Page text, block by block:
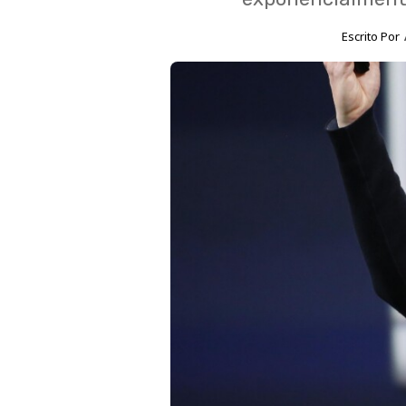
Escrito Por